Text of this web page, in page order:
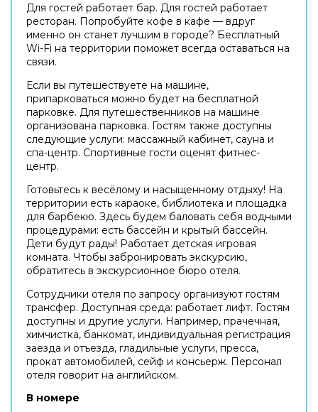
Для гостей работает бар. Для гостей работает
ресторан. Попробуйте кофе в кафе — вдруг
именно он станет лучшим в городе? Бесплатный
Wi-Fi на территории поможет всегда оставаться на
связи.
Если вы путешествуете на машине,
припарковаться можно будет на бесплатной
парковке. Для путешественников на машине
организована парковка. Гостям также доступны
следующие услуги: массажный кабинет, сауна и
спа-центр. Спортивные гости оценят фитнес-
центр.
Готовьтесь к весёлому и насыщенному отдыху! На
территории есть караоке, библиотека и площадка
для барбекю. Здесь будем баловать себя водными
процедурами: есть бассейн и крытый бассейн.
Дети будут рады! Работает детская игровая
комната. Чтобы забронировать экскурсию,
обратитесь в экскурсионное бюро отеля.
Сотрудники отеля по запросу организуют гостям
трансфер. Доступная среда: работает лифт. Гостям
доступны и другие услуги. Например, прачечная,
химчистка, банкомат, индивидуальная регистрация
заезда и отъезда, гладильные услуги, пресса,
прокат автомобилей, сейф и консьерж. Персонал
отеля говорит на английском.
В номере